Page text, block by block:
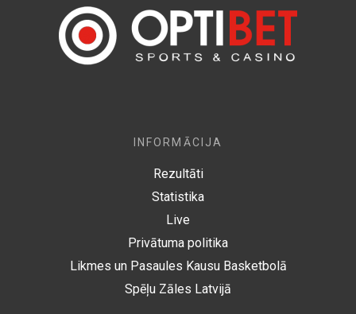
INFORMĀCIJA
Rezultāti
Statistika
Live
Privātuma politika
Likmes un Pasaules Kausu Basketbolā
Spēļu Zāles Latvijā